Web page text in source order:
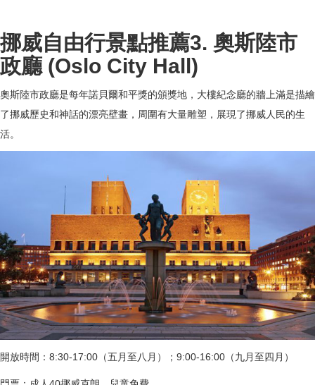
挪威自由行景點推薦3. 奧斯陸市
政廳 (Oslo City Hall)
奧斯陸市政廳是每年諾貝爾和平獎的頒獎地，大樓紀念廳的牆上滿是描繪
了挪威歷史和神話的漂亮壁畫，周圍有大量雕塑，展現了挪威人民的生
活。
開放時間：8:30-17:00（五月至八月）；9:00-16:00（九月至四月）